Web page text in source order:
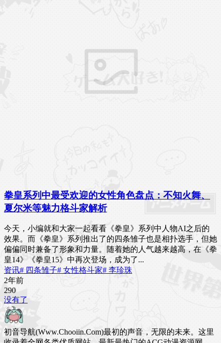
拳皇系列中最受欢迎的女性角色盘点：不知火舞、
夏尔米等魅力格斗家解析
今天，小编就和大家一起看看《拳皇》系列中人物AI之后的
效果。而《拳皇》系列推出了的四条雏子也是相扑选手，但她
偏偏同时兼备了形象和力量。随着她的人气越来越高，在《拳
皇14》《拳皇15》中再次登场，成为了...
资讯# 四条雏子# 女性格斗家# 李珍珠
2年前
290
没有了
初音导航(Www.Chooiin.Com)最初的声音，无限的未来。这里